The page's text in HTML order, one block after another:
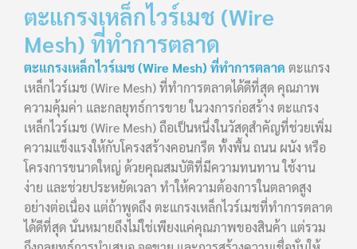
ตะแกรงเหล็กไวร์เมช (Wire
Mesh) ที่ทำการตลาด
ตะแกรงเหล็กไวร์เมช (Wire Mesh) ที่ทำการตลาด ตะแกรง
เหล็กไวร์เมช (Wire Mesh) ที่ทำการตลาดได้ดีที่สุด คุณภาพ
ความคุ้มค่า และกลยุทธ์การขาย ในวงการก่อสร้าง ตะแกรง
เหล็กไวร์เมช (Wire Mesh) ถือเป็นหนึ่งในวัสดุสำคัญที่ช่วยเพิ่ม
ความแข็งแรงให้กับโครงสร้างคอนกรีต ทั้งพื้น ถนน ผนัง หรือ
โครงการขนาดใหญ่ ด้วยคุณสมบัติที่มีความทนทาน ใช้งาน
ง่าย และช่วยประหยัดเวลา ทำให้ความต้องการในตลาดสูง
อย่างต่อเนื่อง แต่ถ้าพูดถึง ตะแกรงเหล็กไวร์เมชที่ทำการตลาด
ได้ดีที่สุด นั่นหมายถึงไม่ใช่เพียงแค่คุณภาพของสินค้า แต่รวม